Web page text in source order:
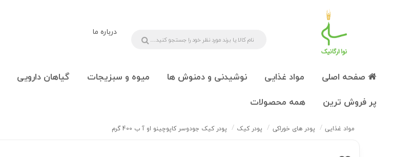
درباره ما
صفحه اصلی مواد غذایی نوشیدنی و دمنوش ها میوه و سبزیجات گیاهان دارویی
پر فروش ترین
همه محصولات
مواد غذایی پودر های خوراکی پودر کیک پودر کیک جودوسر کاپوچینو او آ ب 400 گرم